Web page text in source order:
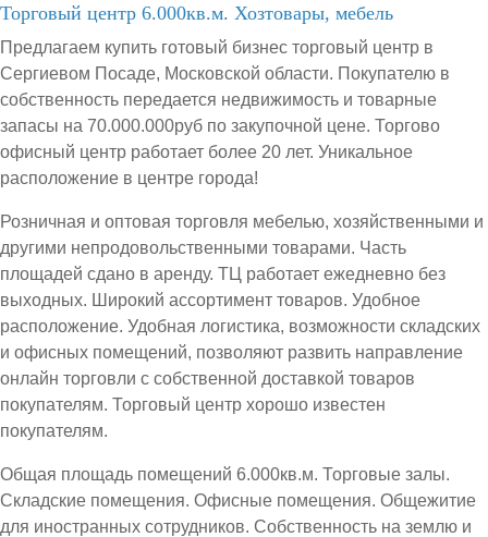
Торговый центр 6.000кв.м. Хозтовары, мебель
Предлагаем купить готовый бизнес торговый центр в
Сергиевом Посаде, Московской области. Покупателю в
собственность передается недвижимость и товарные
запасы на 70.000.000руб по закупочной цене. Торгово
офисный центр работает более 20 лет. Уникальное
расположение в центре города!
Розничная и оптовая торговля мебелью, хозяйственными и
другими непродовольственными товарами. Часть
площадей сдано в аренду. ТЦ работает ежедневно без
выходных. Широкий ассортимент товаров. Удобное
расположение. Удобная логистика, возможности складских
и офисных помещений, позволяют развить направление
онлайн торговли с собственной доставкой товаров
покупателям. Торговый центр хорошо известен
покупателям.
Общая площадь помещений 6.000кв.м. Торговые залы.
Складские помещения. Офисные помещения. Общежитие
для иностранных сотрудников. Собственность на землю и